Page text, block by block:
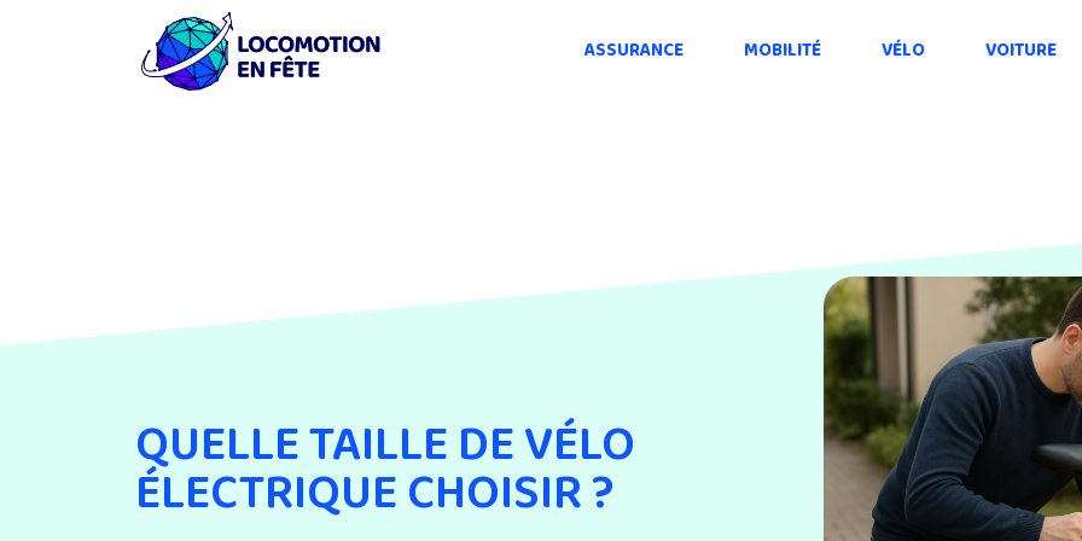
ASSURANCE MOBILITÉ VÉLO VOITURE
QUELLE TAILLE DE VÉLO
ÉLECTRIQUE CHOISIR ?